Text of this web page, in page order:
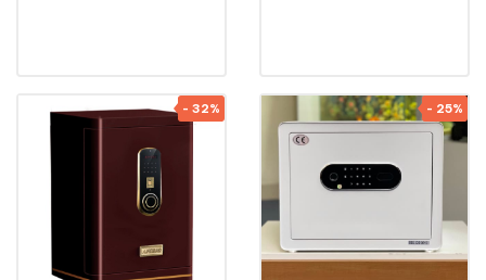
- 32% - 25%